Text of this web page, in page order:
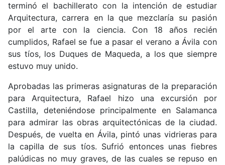
terminó el bachillerato con la intención de estudiar
Arquitectura, carrera en la que mezclaría su pasión
por el arte con la ciencia. Con 18 años recién
cumplidos, Rafael se fue a pasar el verano a Ávila con
sus tíos, los Duques de Maqueda, a los que siempre
estuvo muy unido.
Aprobadas las primeras asignaturas de la preparación
para Arquitectura, Rafael hizo una excursión por
Castilla, deteniéndose principalmente en Salamanca
para admirar las obras arquitectónicas de la ciudad.
Después, de vuelta en Ávila, pintó unas vidrieras para
la capilla de sus tíos. Sufrió entonces unas fiebres
palúdicas no muy graves, de las cuales se repuso en